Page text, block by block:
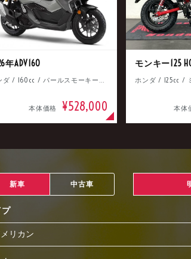
年ADV160
ホンダ / 160cc / パールスモーキーグレー
本体価格 ¥528,000
ホンダ / 125cc /
本体
新車 中古車
プ